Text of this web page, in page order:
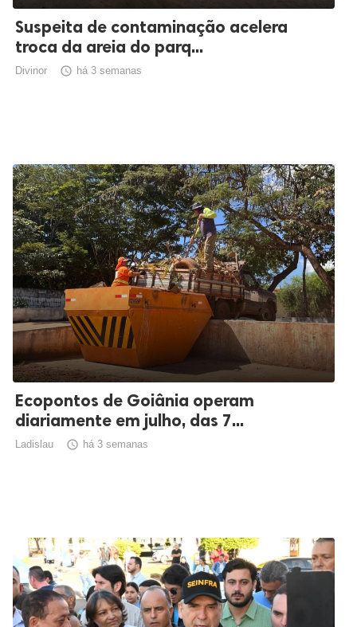
Suspeita de contaminação acelera
troca da areia do parq...
Divinor  há 3 semanas
Ecopontos de Goiânia operam
diariamente em julho, das 7...
Ladislau  há 3 semanas